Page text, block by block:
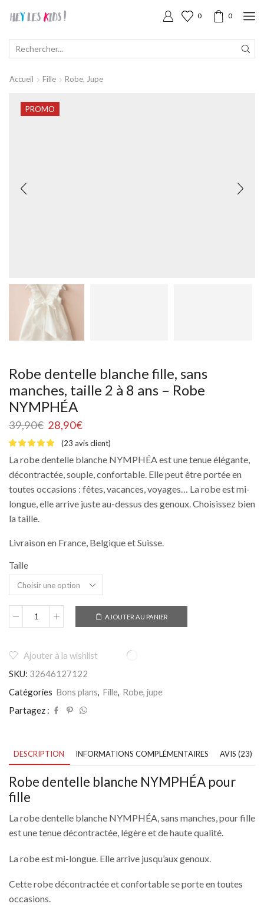
0 0
Accueil Fille Robe, Jupe
PROMO
Robe dentelle blanche fille, sans
manches, taille 2 à 8 ans – Robe
NYMPHÉA
39,90€ 28,90€
(23 avis client)
La robe dentelle blanche NYMPHÉA est une tenue élégante,
décontractée, souple, confortable. Elle peut être portée en
toutes occasions : fêtes, vacances, voyages… La robe est mi-
longue, elle arrive juste au-dessus des genoux. Choisissez bien
la taille.
Livraison en France, Belgique et Suisse.
Taille
quantité
dentelle
fille,
manches,
2
-
NYMPHÉA
AJOUTER AU PANIER
Ajouter à la wishlist
SKU: 32646127122
Catégories Bons plans, Fille, Robe, jupe
Partagez :
DESCRIPTION INFORMATIONS COMPLÉMENTAIRES AVIS (23)
Robe dentelle blanche NYMPHÉA pour
fille
La robe dentelle blanche NYMPHÉA, sans manches, pour fille
est une tenue décontractée, légère et de haute qualité.
La robe est mi-longue. Elle arrive jusqu’aux genoux.
Cette robe décontractée et confortable se porte en toutes
occasions.